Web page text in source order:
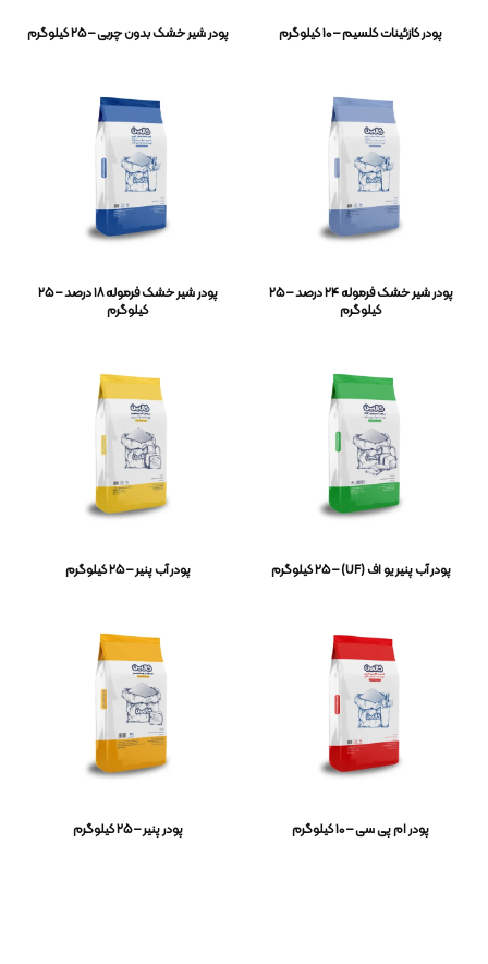
پودر کازئینات کلسیم – ۱۰ کیلوگرم پودر شیر خشک بدون چربی – ۲۵ کیلوگرم
پودر شیر خشک فرموله ۲۴ درصد – ۲۵
کیلوگرم
پودر شیر خشک فرموله ۱۸ درصد – ۲۵
کیلوگرم
پودر آب پنیر یو اف (UF) – ۲۵ کیلوگرم پودر آب پنیر – ۲۵ کیلوگرم
پودر ام پی سی – ۱۰ کیلوگرم پودر پنیر – ۲۵ کیلوگرم